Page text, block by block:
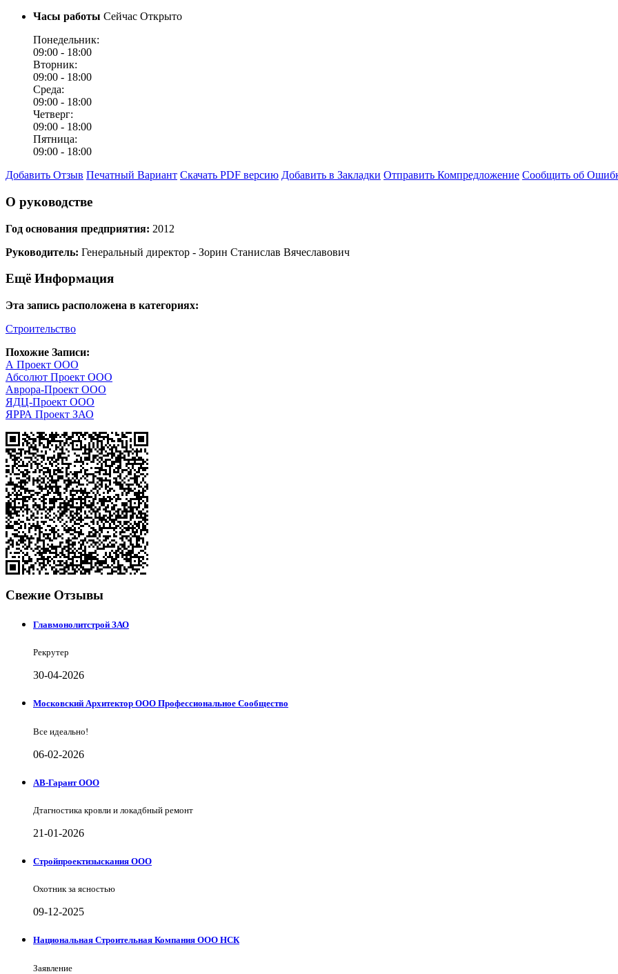
Часы работы Сейчас Открыто
Понедельник:
09:00 - 18:00
Вторник:
09:00 - 18:00
Среда:
09:00 - 18:00
Четверг:
09:00 - 18:00
Пятница:
09:00 - 18:00
Добавить Отзыв Печатный Вариант Скачать PDF версию Добавить в Закладки Отправить Компредложение Сообщить об
О руководстве
Год основания предприятия: 2012
Руководитель: Генеральный директор - Зорин Станислав Вячеславович
Ещё Информация
Эта запись расположена в категориях:
Строительство
Похожие Записи:
А Проект ООО
Абсолют Проект ООО
Аврора-Проект ООО
ЯДЦ-Проект ООО
ЯРРА Проект ЗАО
Свежие Отзывы
Главмонолитстрой ЗАО
Рекрутер
30-04-2026
Московский Архитектор ООО Профессиональное Сообщество
Все идеально!
06-02-2026
АВ-Гарант ООО
Дтагностика кровли и локадбный ремонт
21-01-2026
Стройпроектизыскания ООО
Охотник за ясностью
09-12-2025
Национальная Строительная Компания ООО НСК
Заявление